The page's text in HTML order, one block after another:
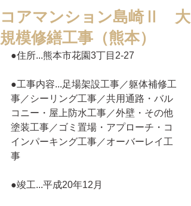
コアマンション島崎Ⅱ 大
規模修繕工事（熊本）
●住所...熊本市花園3丁目2-27
●工事内容...足場架設工事／躯体補修工
事／シーリング工事／共用通路・バル
コニー・屋上防水工事／外壁・その他
塗装工事／ゴミ置場・アプローチ・コ
インパーキング工事／オーバーレイ工
事
●竣工...平成20年12月